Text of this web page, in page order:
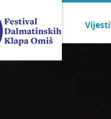
Vijesti